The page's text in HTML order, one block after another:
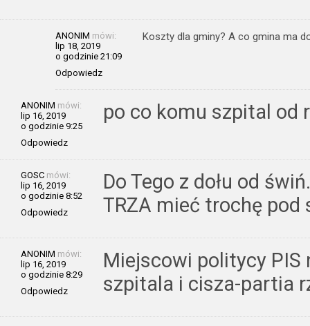
ANONIM mówi:
lip 18, 2019
o godzinie 21:09
Odpowiedz
Koszty dla gminy? A co gmina ma
ANONIM mówi:
lip 16, 2019
o godzinie 9:25
Odpowiedz
po co komu szpital od
GOSC mówi:
lip 16, 2019
o godzinie 8:52
Odpowiedz
Do Tego z dołu od świń.
TRZA mieć trochę
ANONIM mówi:
lip 16, 2019
o godzinie 8:29
Odpowiedz
Miejscowi politycy
szpitala i cisza-partia